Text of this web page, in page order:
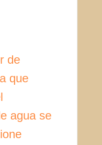
de
que
agua se